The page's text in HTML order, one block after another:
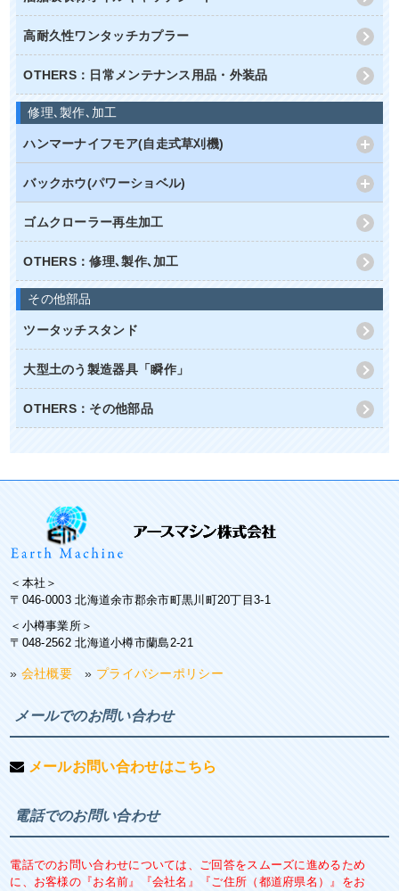
高耐久性ワンタッチカプラー
OTHERS：日常メンテナンス用品・外装品
修理､製作､加工
ハンマーナイフモア(自走式草刈機)
バックホウ(パワーショベル)
ゴムクローラー再生加工
OTHERS：修理､製作､加工
その他部品
ツータッチスタンド
大型土のう製造器具「瞬作」
OTHERS：その他部品
＜本社＞
〒046-0003 北海道余市郡余市町黒川町20丁目3-1
＜小樽事業所＞
〒048-2562 北海道小樽市蘭島2-21
» 会社概要 » プライバシーポリシー
メールでのお問い合わせ
メールお問い合わせはこちら
電話でのお問い合わせ
電話でのお問い合わせについては、ご回答をスムーズに進めるため
に、お客様の『お名前』『会社名』『ご住所（都道府県名）』をお